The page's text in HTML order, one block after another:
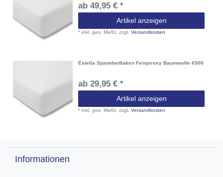
ab 49,95 € *
Artikel anzeigen
*inkl. ges. MwSt. zzgl.Versandkosten
Estella Spannbettlaken Feinjersey Baumwolle 6500
ab 29,95 € *
Artikel anzeigen
*inkl. ges. MwSt. zzgl.Versandkosten
Informationen